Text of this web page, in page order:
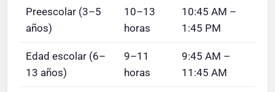
Preescolar (3–5
años)
10–13
horas
10:45 AM –
1:45 PM
Edad escolar (6–
13 años)
9–11
horas
9:45 AM –
11:45 AM